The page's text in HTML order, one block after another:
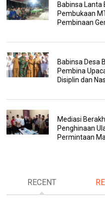
Babinsa Lanta
Pembukaan
Pembinaan
Babinsa Desa
Pembina
Disiplin dan
Mediasi
Penghinaan
Permintaan
RECENT